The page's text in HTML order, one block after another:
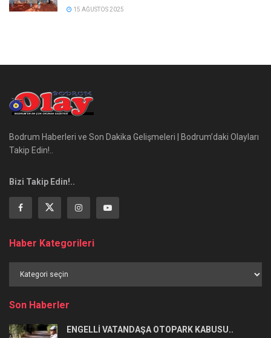
15 AĞUSTOS 2025
Bodrum Haberleri ve Son Dakika Gelişmeleri | Bodrum’daki Olayları
Takip Edin!..
Bizi Takip Edin!..
Haber Kategorileri
Kategorileri
Son Haberler
ENGELLİ VATANDAŞA OTOPARK KABUSU..